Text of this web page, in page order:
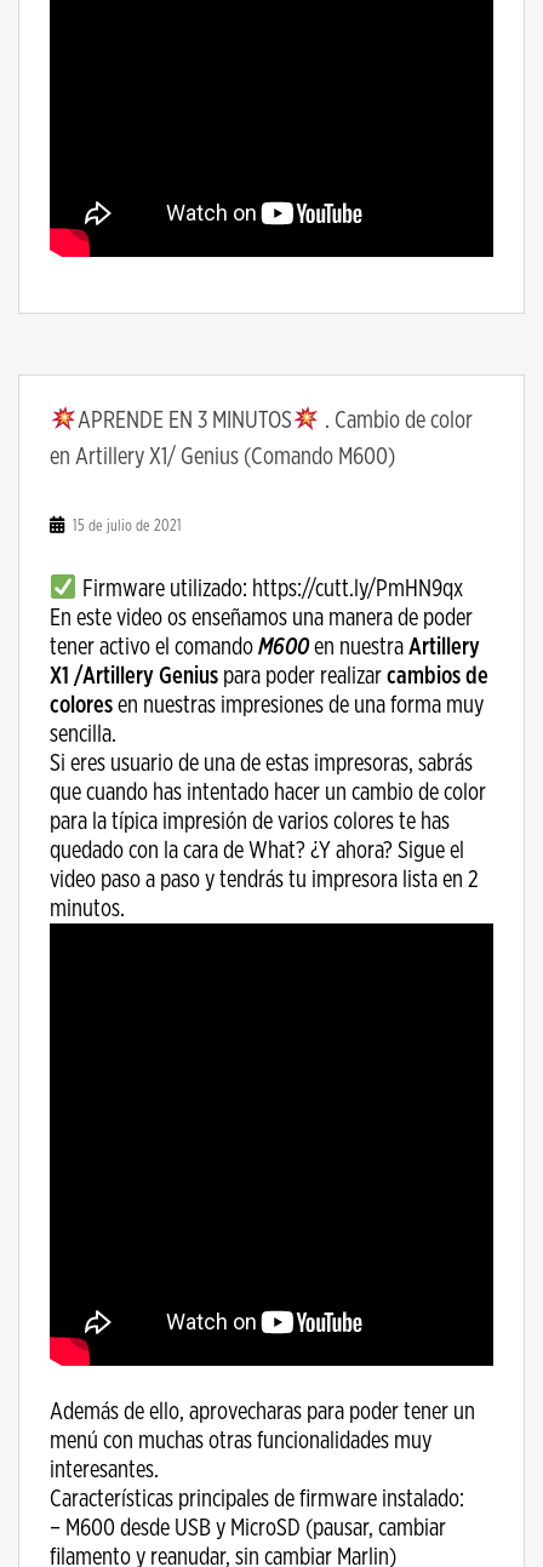
APRENDE EN 3 MINUTOS
. Cambio de color
en Artillery X1/ Genius (Comando M600)
15 de julio de 2021
Firmware utilizado: https://cutt.ly/PmHN9qx
En este video os enseñamos una manera de poder
tener activo el comando M600en nuestra Artillery
X1 /Artillery Genius para poder realizar cambios de
colores en nuestras impresiones de una forma muy
sencilla.
Si eres usuario de una de estas impresoras, sabrás
que cuando has intentado hacer un cambio de color
para la típica impresión de varios colores te has
quedado con la cara de What? ¿Y ahora? Sigue el
video paso a paso y tendrás tu impresora lista en 2
minutos.
Además de ello, aprovecharas para poder tener un
menú con muchas otras funcionalidades muy
interesantes.
Características principales de firmware instalado:
– M600 desde USB y MicroSD (pausar, cambiar
filamento y reanudar, sin cambiar Marlin)